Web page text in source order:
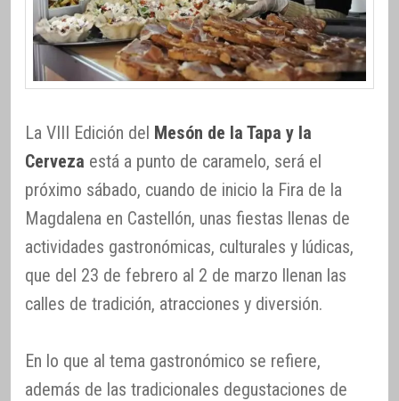
La VIII Edición del Mesón de la Tapa y la
Cerveza está a punto de caramelo, será el
próximo sábado, cuando de inicio la Fira de la
Magdalena en Castellón, unas fiestas llenas de
actividades gastronómicas, culturales y lúdicas,
que del 23 de febrero al 2 de marzo llenan las
calles de tradición, atracciones y diversión.
En lo que al tema gastronómico se refiere,
además de las tradicionales degustaciones de